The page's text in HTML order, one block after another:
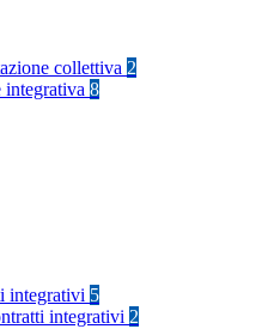
collettiva 2
integrativa 8
integrativi 5
integrativi 2